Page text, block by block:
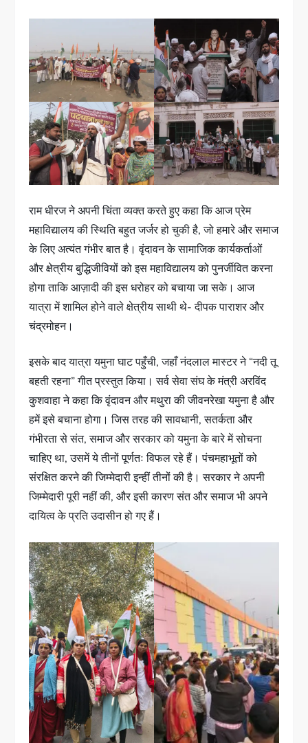
राम धीरज ने अपनी चिंता व्यक्त करते हुए कहा कि आज प्रेम
महाविद्यालय की स्थिति बहुत जर्जर हो चुकी है, जो हमारे और समाज
के लिए अत्यंत गंभीर बात है। वृंदावन के सामाजिक कार्यकर्ताओं
और क्षेत्रीय बुद्धिजीवियों को इस महाविद्यालय को पुनर्जीवित करना
होगा ताकि आज़ादी की इस धरोहर को बचाया जा सके। आज
यात्रा में शामिल होने वाले क्षेत्रीय साथी थे- दीपक पाराशर और
चंद्रमोहन।
इसके बाद यात्रा यमुना घाट पहुँची, जहाँ नंदलाल मास्टर ने “नदी तू
बहती रहना” गीत प्रस्तुत किया। सर्व सेवा संघ के मंत्री अरविंद
कुशवाहा ने कहा कि वृंदावन और मथुरा की जीवनरेखा यमुना है और
हमें इसे बचाना होगा। जिस तरह की सावधानी, सतर्कता और
गंभीरता से संत, समाज और सरकार को यमुना के बारे में सोचना
चाहिए था, उसमें ये तीनों पूर्णतः विफल रहे हैं। पंचमहाभूतों को
संरक्षित करने की जिम्मेदारी इन्हीं तीनों की है। सरकार ने अपनी
जिम्मेदारी पूरी नहीं की, और इसी कारण संत और समाज भी अपने
दायित्व के प्रति उदासीन हो गए हैं।